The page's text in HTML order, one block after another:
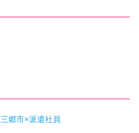
三郷市×派遣社員